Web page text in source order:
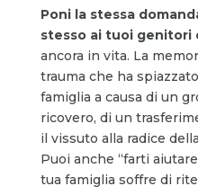
Poni la stessa
stesso ai tuoi genitori
ancora in vita. La
trauma che ha
famiglia a causa di un
ricovero, di un
il vissuto alla radice
Puoi anche “farti
tua famiglia soffre di